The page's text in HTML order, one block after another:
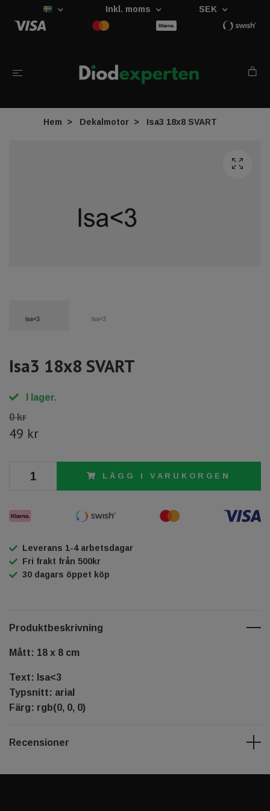
Inkl. moms SEK
Hem Dekalmotor Isa3 18x8 SVART
Isa3 18x8 SVART
I lager.
0 kr
49 kr
LÄGG I VARUKORGEN
Leverans 1-4 arbetsdagar
Fri frakt från 500kr
30 dagars öppet köp
Produktbeskrivning
Mått: 18 x 8 cm
Text: Isa<3
Typsnitt: arial
Färg: rgb(0, 0, 0)
Recensioner